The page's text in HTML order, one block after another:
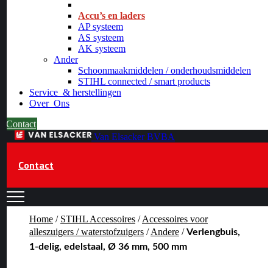
Accu’s en laders
AP systeem
AS systeem
AK systeem
Ander
Schoonmaakmiddelen / onderhoudsmiddelen
STIHL connected / smart products
Service & herstellingen
Over Ons
Contact
Van Elsacker BVBA
Contact
Home / STIHL Accessoires /Accessoires voor
alleszuigers / waterstofzuigers /Andere /Verlengbuis,
1-delig, edelstaal, Ø 36 mm, 500 mm